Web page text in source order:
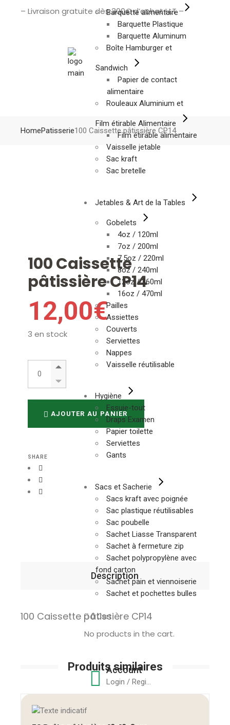
– Livraison gratuite dès 300€ d’achat H.T –
Barquette alimentaire
Barquette Plastique
Barquette Aluminum
Boîte Hamburger et
Sandwich
Papier de contact
alimentaire
Rouleaux Aluminium et
Film étirable Alimentaire
Film étirable alimentaire
Vaisselle jetable
Sac kraft
Sac bretelle
Jetables & Art de la Tables
Gobelets
4oz / 120ml
7oz / 200ml
7.5oz / 220ml
8oz / 240ml
12oz / 360ml
16oz / 470ml
Pailles
Assiettes
Couverts
Serviettes
Nappes
Vaisselle réutilisable
Hygiène
Essuie-tout
Draps Examen
Papier toilette
Serviettes
Gants
Sacs et Sacherie
Sacs kraft avec poignée
Sac plastique réutilisables
Sac poubelle
Sachet Liasse Transparent
Sachet à fermeture zip
Sachet polypropylène avec
fond carton
Sachet pain et viennoiserie
Sachet et pochettes bulles
0 Cart
No products in the cart.
Account
Login / Register
HomePatisserie100 Caissette pâtissière CP14
100 Caissette
pâtissière CP14
12,00€
3 en stock
100 Caissette pâtissière CP14 quantity
AJOUTER AU PANIER
SHARE
Description
100 Caissette pâtissière CP14
Produits similaires